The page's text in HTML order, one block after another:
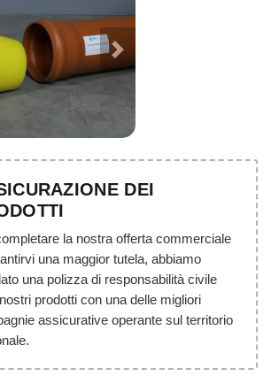
DEI
la nostra offerta commerciale
una maggior tutela, abbiamo
una polizza di responsabilità civile
prodotti con una delle migliori
assicurative operante sul territorio